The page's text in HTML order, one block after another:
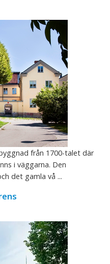
från 1700-talet där
i väggarna. Den
det gamla vå ...